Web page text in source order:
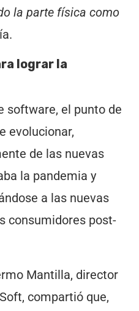
la parte física como
lograr la
software, el punto de
evolucionar,
de las nuevas
la pandemia y
a las nuevas
consumidores post-
Mantilla, director
compartió que,